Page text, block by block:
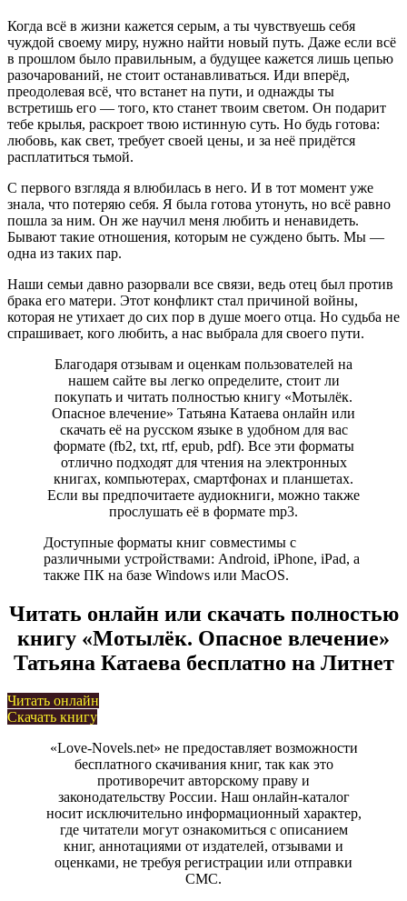
Когда всё в жизни кажется серым, а ты чувствуешь себя
чуждой своему миру, нужно найти новый путь. Даже если всё
в прошлом было правильным, а будущее кажется лишь цепью
разочарований, не стоит останавливаться. Иди вперёд,
преодолевая всё, что встанет на пути, и однажды ты
встретишь его — того, кто станет твоим светом. Он подарит
тебе крылья, раскроет твою истинную суть. Но будь готова:
любовь, как свет, требует своей цены, и за неё придётся
расплатиться тьмой.
С первого взгляда я влюбилась в него. И в тот момент уже
знала, что потеряю себя. Я была готова утонуть, но всё равно
пошла за ним. Он же научил меня любить и ненавидеть.
Бывают такие отношения, которым не суждено быть. Мы —
одна из таких пар.
Наши семьи давно разорвали все связи, ведь отец был против
брака его матери. Этот конфликт стал причиной войны,
которая не утихает до сих пор в душе моего отца. Но судьба не
спрашивает, кого любить, а нас выбрала для своего пути.
Благодаря отзывам и оценкам пользователей на
нашем сайте вы легко определите, стоит ли
покупать и читать полностью книгу «Мотылёк.
Опасное влечение» Татьяна Катаева онлайн или
скачать её на русском языке в удобном для вас
формате (fb2, txt, rtf, epub, pdf). Все эти форматы
отлично подходят для чтения на электронных
книгах, компьютерах, смартфонах и планшетах.
Если вы предпочитаете аудиокниги, можно также
прослушать её в формате mp3.
Доступные форматы книг совместимы с
различными устройствами: Android, iPhone, iPad, а
также ПК на базе Windows или MacOS.
Читать онлайн или скачать полностью
книгу «Мотылёк. Опасное влечение»
Татьяна Катаева бесплатно на Литнет
Читать онлайн
Скачать книгу
«Love-Novels.net» не предоставляет возможности
бесплатного скачивания книг, так как это
противоречит авторскому праву и
законодательству России. Наш онлайн-каталог
носит исключительно информационный характер,
где читатели могут ознакомиться с описанием
книг, аннотациями от издателей, отзывами и
оценками, не требуя регистрации или отправки
СМС.